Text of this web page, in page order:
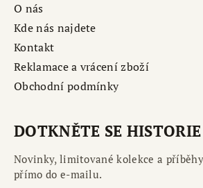
O nás
Kde nás najdete
Kontakt
Reklamace a vrácení zboží
Obchodní podmínky
DOTKNĚTE SE HISTORIE
Novinky, limitované kolekce a
přímo do e-mailu.